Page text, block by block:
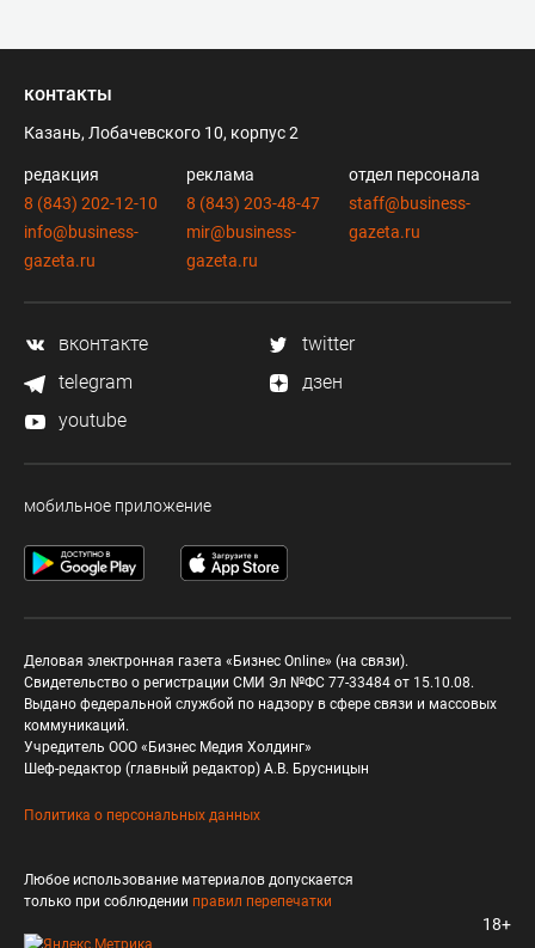
контакты
Казань, Лобачевского 10, корпус 2
редакция
8 (843) 202-12-10
info@business-
gazeta.ru
реклама
8 (843) 203-48-47
mir@business-
gazeta.ru
отдел персонала
staff@business-
gazeta.ru
вконтакте
twitter
telegram
дзен
youtube
мобильное приложение
Деловая электронная газета «Бизнес Online» (на связи).
Свидетельство о регистрации СМИ Эл №ФС 77-33484 от 15.10.08.
Выдано федеральной службой по надзору в сфере связи и массовых
коммуникаций.
Учредитель ООО «Бизнес Медия Холдинг»
Шеф-редактор (главный редактор) А.В. Брусницын
Политика о персональных данных
Любое использование материалов допускается
только при соблюдении правил перепечатки
18+